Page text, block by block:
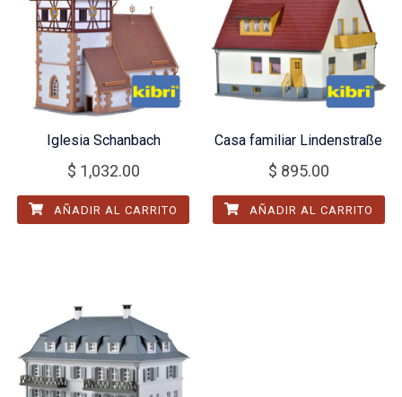
Iglesia Schanbach
$ 1,032.00
AÑADIR AL CARRITO
Casa familiar Lindenstraße
$ 895.00
AÑADIR AL CARRITO